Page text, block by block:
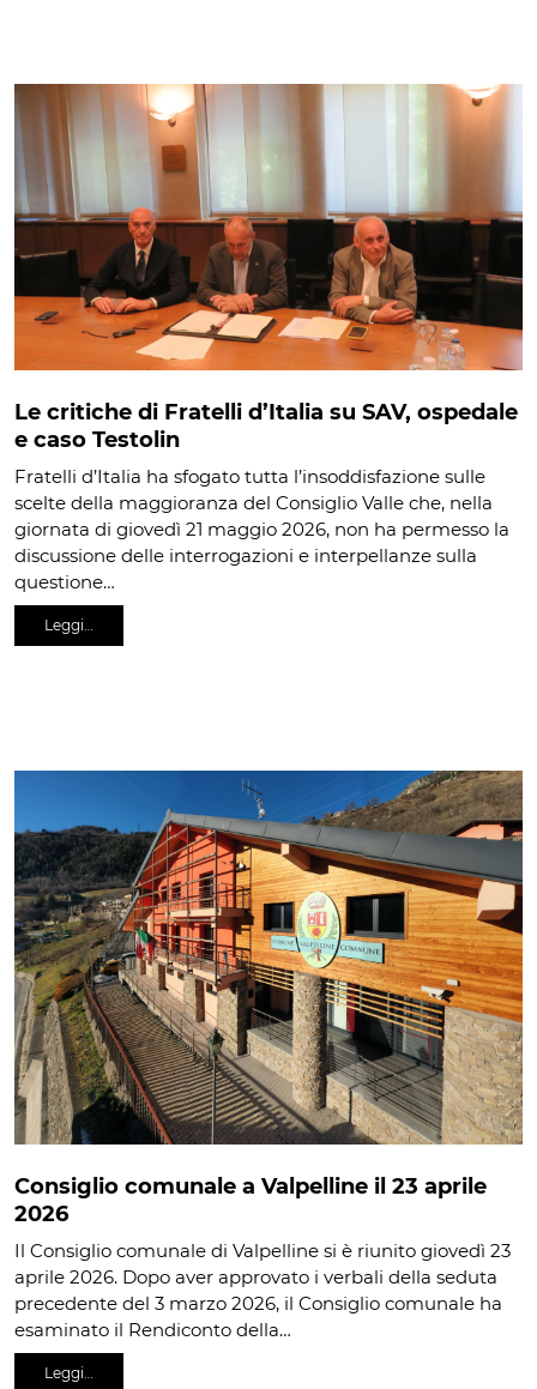
Le critiche di Fratelli d’Italia su SAV, ospedale
e caso Testolin
Fratelli d’Italia ha sfogato tutta l’insoddisfazione sulle
scelte della maggioranza del Consiglio Valle che, nella
giornata di giovedì 21 maggio 2026, non ha permesso la
discussione delle interrogazioni e interpellanze sulla
questione…
Leggi…
Consiglio comunale a Valpelline il 23 aprile
2026
Il Consiglio comunale di Valpelline si è riunito giovedì 23
aprile 2026. Dopo aver approvato i verbali della seduta
precedente del 3 marzo 2026, il Consiglio comunale ha
esaminato il Rendiconto della…
Leggi…